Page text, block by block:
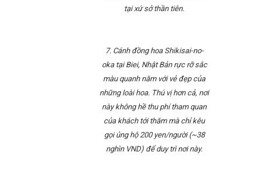
tại xứ sở thần tiên.
7. Cánh đồng hoa Shikisai-no-
oka tại Biei, Nhật Bản rực rỡ sắc
màu quanh năm với vẻ đẹp của
những loài hoa. Thú vị hơn cả, nơi
này không hề thu phí tham quan
của khách tới thăm mà chỉ kêu
gọi ủng hộ 200 yen/người (~38
nghìn VND) để duy trì nơi này.